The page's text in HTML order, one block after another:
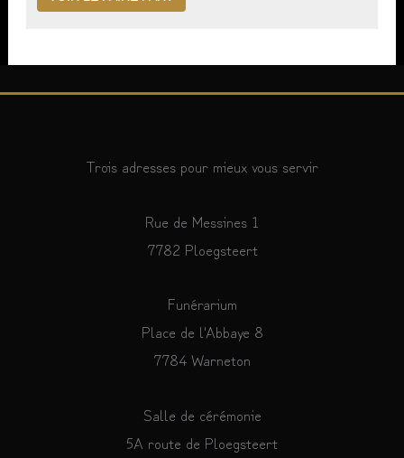
Trois adresses pour mieux vous servir
Rue de Messines 1
7782 Ploegsteert
Funérarium
Place de l'Abbaye 8
7784 Warneton
Salle de cérémonie
5A route de Ploegsteert